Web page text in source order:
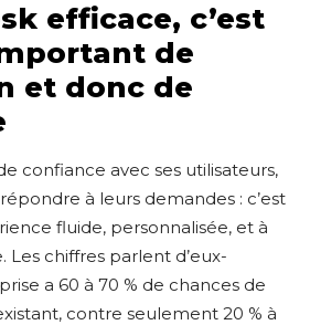
efficace, c’est
de
et donc de
confiance avec ses utilisateurs,
à leurs demandes : c’est
fluide, personnalisée, et à
chiffres parlent d’eux-
a 60 à 70 % de chances de
contre seulement 20 % à